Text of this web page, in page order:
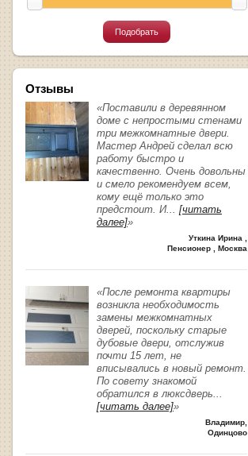
Подобрать
Отзывы
«Поставили в деревянном
доме с непростыми стенами
три межкомнатные двери.
Мастер Андрей сделал всю
работу быстро и
качественно. Очень довольны
и смело рекомендуем всем,
кому ещё только это
предстоит. И... [читать
далее]»
Уткина Ирина ,
Пенсионер , Москва
«После ремонта квартиры
возникла необходимость
замены межкомнатных
дверей, поскольку старые
дубовые двери, отслужив
почти 15 лет, не
вписывались в новый ремонт.
По совету знакомой
обратился в люксдверь...
[читать далее]»
Владимир,
Одинцово